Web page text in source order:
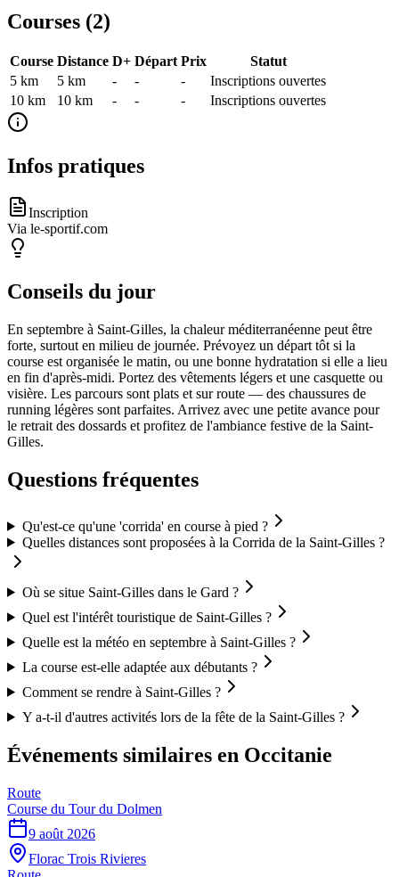
Courses (2)
Course Distance D+ Départ Prix
Statut
5 km
5 km - - -
Inscriptions ouvertes
10 km
10 km - - - Inscriptions ouvertes
Infos pratiques
Inscription
Via le-sportif.com
Conseils du jour
En septembre à Saint-Gilles, la chaleur méditerranéenne peut être
forte, surtout en milieu de journée. Prévoyez un départ tôt si la
course est organisée le matin, ou une bonne hydratation si elle a lieu
en fin d'après-midi. Portez des vêtements légers et une casquette ou
visière. Les parcours sont plats et sur route — des chaussures de
running légères sont parfaites. Arrivez avec une petite avance pour
le retrait des dossards et profitez de l'ambiance festive de la Saint-
Gilles.
Questions fréquentes
Qu'est-ce qu'une 'corrida' en course à pied ?
Quelles distances sont proposées à la Corrida de la Saint-Gilles ?
Où se situe Saint-Gilles dans le Gard ?
Quel est l'intérêt touristique de Saint-Gilles ?
Quelle est la météo en septembre à Saint-Gilles ?
La course est-elle adaptée aux débutants ?
Comment se rendre à Saint-Gilles ?
Y a-t-il d'autres activités lors de la fête de la Saint-Gilles ?
Événements similaires en Occitanie
Route
Course du Tour du Dolmen
9 août 2026
Florac Trois Rivieres